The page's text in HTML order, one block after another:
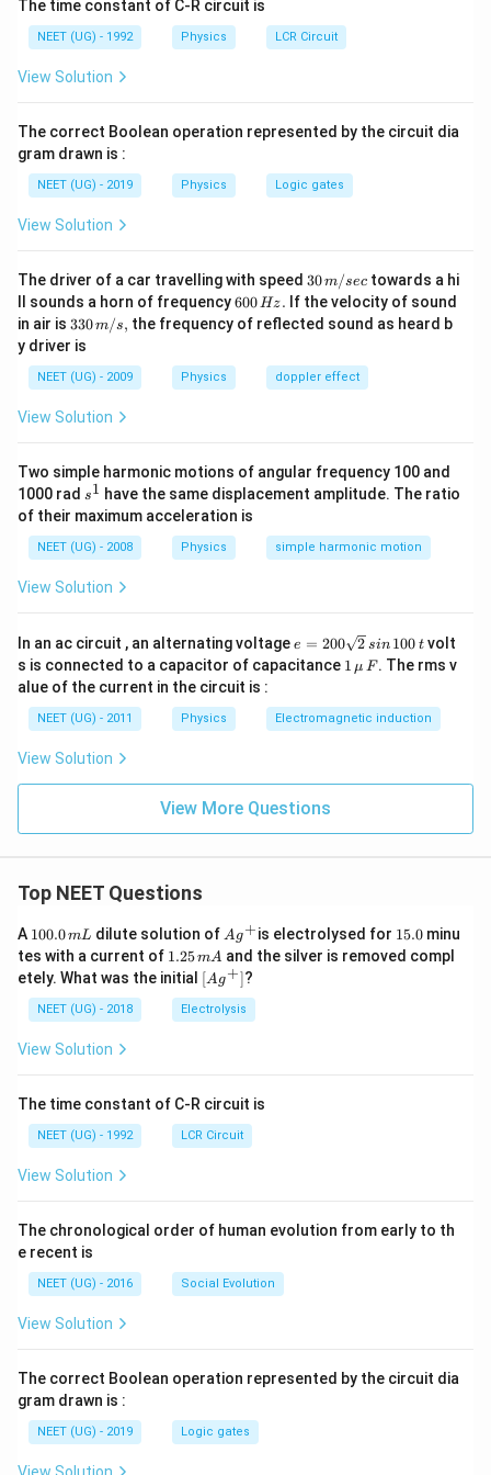
અદલાબદલી થાય છે.
Step 2: Detailed Explanation:
\text{
m/s},
v_B
- અથડામણ પછી: વેગની અદલાબદલી થતા, v_A
= 0,
v_B
= 10
vA
=
0,vB = 10
- હવે બોબ B ઉર્જા સંરક્ષણ મુજબ:\frac{1}
{2} m
2
1mvB
2 =
-\frac{1}{2}
(10)^2 = 10
\Rightarrow
\frac{100}
{2} = 10h
\Rightarrow
50 = 10h
h = 5 \text{
1(10)2 = 10 × h ⇒ 100 = 10h ⇒ 50
10 h ⇒ h =
Step 3: Final Answer:
બોબ B 2.5 m ની ઊંચાઈ સુધી ઉઠશે.
Download Solution in PDF
The time constant of C-R circuit is
NEET (UG) - 1992 Physics LCR Circuit
View Solution
The correct Boolean operation represented by the circuit dia
gram drawn is :
NEET (UG) - 2019 Physics Logic gates
View Solution
The driver of a car travelling with speed 30
\,
m/
sec
30m/sec towards a hi
ll sounds a horn of frequency6
0
0
H
z.
600Hz. If the velocity of sound
in air is 33
0\,
m/
s,
330m/s, the frequency of reflected sound as heard b
y driver is
NEET (UG) - 2009 Physics doppler effect
View Solution
Two simple harmonic motions of angular frequency 100 and
1000 rad s
^
1
s1 have the same displacement amplitude. The ratio
of their maximum acceleration is
NEET (UG) - 2008 Physics simple harmonic motion
View Solution
In an ac circuit , an alternating voltage e
=
2
0
\s
\,
si
n
\,
e = 200 2 sin 100 tvolt
s is connected to a capacitor of capacitance 1
\,\m
F
1 μ F. The rms v
alue of the current in the circuit is :
NEET (UG) - 2011 Physics Electromagnetic induction
View Solution
View More Questions
Top NEET Questions
A 1
0
0.
0
\,
m
100.0mL dilute solution of Ag
^
{+}
Ag+is electrolysed for 1
5.
0
15.0minu
tes with a current of 1.
2
5
\,
m
1.25mA and the silver is removed compl
etely. What was the initial \lef
t[ A
g ^
{+}
[Ag+]?
NEET (UG) - 2018 Electrolysis
View Solution
The time constant of C-R circuit is
NEET (UG) - 1992 LCR Circuit
View Solution
The chronological order of human evolution from early to th
e recent is
NEET (UG) - 2016 Social Evolution
View Solution
The correct Boolean operation represented by the circuit dia
gram drawn is :
NEET (UG) - 2019 Logic gates